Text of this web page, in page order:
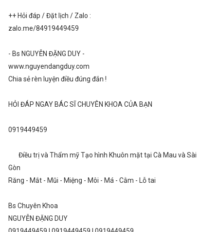
++ Hỏi đáp / Đặt lịch / Zalo :
zalo.me/84919449459
- Bs NGUYỄN ĐẶNG DUY -
www.nguyendangduy.com
Chia sẻ rèn luyện điều đúng đắn !
HỎI ĐÁP NGAY BÁC SĨ CHUYÊN KHOA CỦA BẠN
0919449459
Điều trị và Thẩm mỹ Tạo hình Khuôn mặt tại Cà Mau và Sài
Gòn
Răng - Mắt - Mũi - Miệng - Môi - Má - Cằm - Lỗ tai
Bs Chuyên Khoa
NGUYỄN ĐẶNG DUY